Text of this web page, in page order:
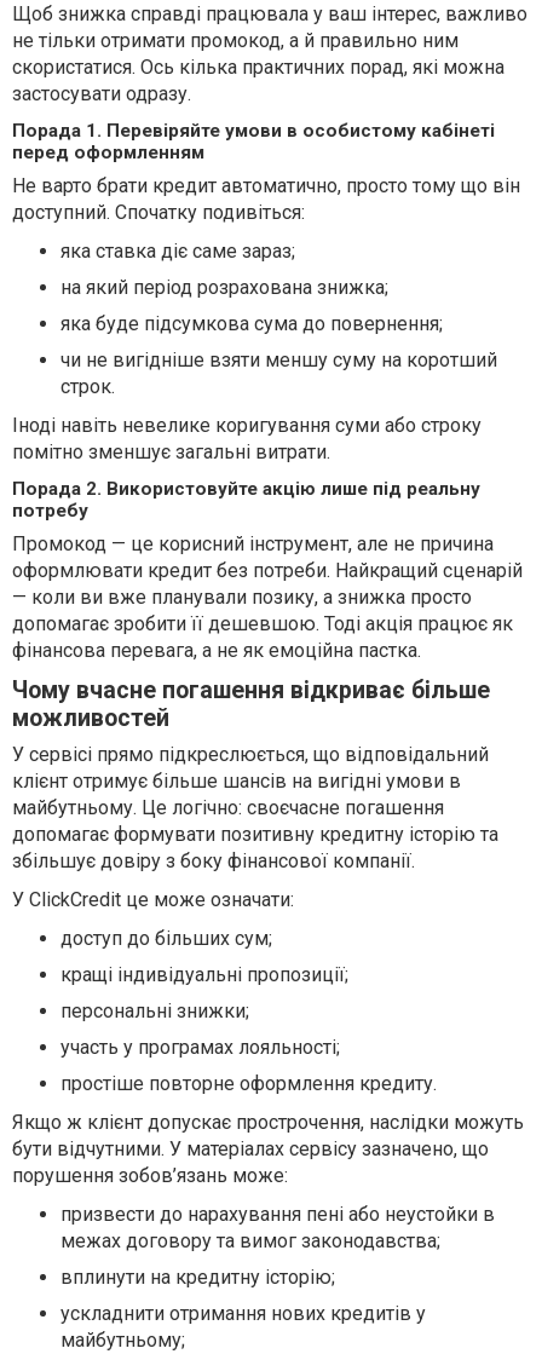
Щоб знижка справді працювала у ваш інтерес, важливо
не тільки отримати промокод, а й правильно ним
скористатися. Ось кілька практичних порад, які можна
застосувати одразу.
Порада 1. Перевіряйте умови в особистому кабінеті
перед оформленням
Не варто брати кредит автоматично, просто тому що він
доступний. Спочатку подивіться:
яка ставка діє саме зараз;
на який період розрахована знижка;
яка буде підсумкова сума до повернення;
чи не вигідніше взяти меншу суму на коротший
строк.
Іноді навіть невелике коригування суми або строку
помітно зменшує загальні витрати.
Порада 2. Використовуйте акцію лише під реальну
потребу
Промокод — це корисний інструмент, але не причина
оформлювати кредит без потреби. Найкращий сценарій
— коли ви вже планували позику, а знижка просто
допомагає зробити її дешевшою. Тоді акція працює як
фінансова перевага, а не як емоційна пастка.
Чому вчасне погашення відкриває більше
можливостей
У сервісі прямо підкреслюється, що відповідальний
клієнт отримує більше шансів на вигідні умови в
майбутньому. Це логічно: своєчасне погашення
допомагає формувати позитивну кредитну історію та
збільшує довіру з боку фінансової компанії.
У ClickCredit це може означати:
доступ до більших сум;
кращі індивідуальні пропозиції;
персональні знижки;
участь у програмах лояльності;
простіше повторне оформлення кредиту.
Якщо ж клієнт допускає прострочення, наслідки можуть
бути відчутними. У матеріалах сервісу зазначено, що
порушення зобов’язань може:
призвести до нарахування пені або неустойки в
межах договору та вимог законодавства;
вплинути на кредитну історію;
ускладнити отримання нових кредитів у
майбутньому;